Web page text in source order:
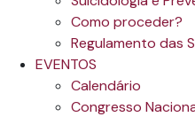
Como proceder?
Regulamento das
EVENTOS
Calendário
Congresso